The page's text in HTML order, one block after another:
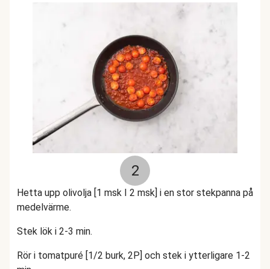
2
Hetta upp olivolja [1 msk I 2 msk] i en stor stekpanna på
medelvärme.
Stek lök i 2-3 min.
Rör i tomatpuré [1/2 burk, 2P] och stek i ytterligare 1-2